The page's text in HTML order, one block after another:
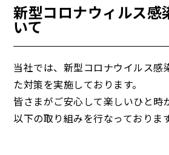
新型コロナウィルス感
いて
当社では、新型コロナウイルス感
た対策を実施しております。
皆さまがご安心して楽しいひと時
以下の取り組みを行なっております